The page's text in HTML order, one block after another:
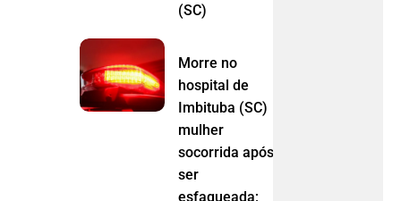
(SC)
Morre no
hospital de
Imbituba (SC)
mulher
socorrida após
ser
esfaqueada;